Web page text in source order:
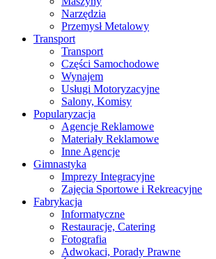
Narzędzia
Przemysł Metalowy
Transport
Transport
Części Samochodowe
Wynajem
Usługi Motoryzacyjne
Salony, Komisy
Popularyzacja
Agencje Reklamowe
Materiały Reklamowe
Inne Agencje
Gimnastyka
Imprezy Integracyjne
Zajęcia Sportowe i Rekreacyjne
Fabrykacja
Informatyczne
Restauracje, Catering
Fotografia
Adwokaci, Porady Prawne